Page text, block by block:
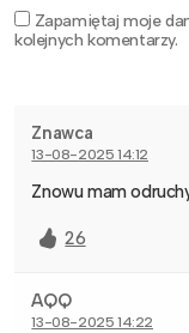
Zapamiętaj moje
kolejnych komentarzy.
Znawca
13-08-2025 14:12
Znowu mam
26
AQQ
13-08-2025 14:22